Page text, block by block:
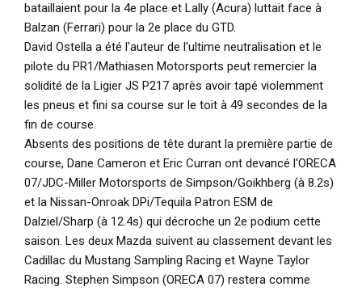
bataillaient pour la 4e place et Lally (Acura) luttait face à
Balzan (Ferrari) pour la 2e place du GTD.
David Ostella a été l'auteur de l'ultime neutralisation et le
pilote du PR1/Mathiasen Motorsports peut remercier la
solidité de la Ligier JS P217 après avoir tapé violemment
les pneus et fini sa course sur le toit à 49 secondes de la
fin de course.
Absents des positions de tête durant la première partie de
course, Dane Cameron et Eric Curran ont devancé l'ORECA
07/JDC-Miller Motorsports de Simpson/Goikhberg (à 8.2s)
et la Nissan-Onroak DPi/Tequila Patron ESM de
Dalziel/Sharp (à 12.4s) qui décroche un 2e podium cette
saison. Les deux Mazda suivent au classement devant les
Cadillac du Mustang Sampling Racing et Wayne Taylor
Racing. Stephen Simpson (ORECA 07) restera comme